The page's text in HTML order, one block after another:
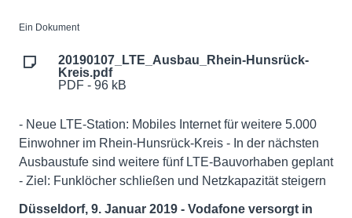
Ein Dokument
20190107_LTE_Ausbau_Rhein-Hunsrück-
Kreis.pdf
PDF - 96 kB
- Neue LTE-Station: Mobiles Internet für weitere 5.000
Einwohner im Rhein-Hunsrück-Kreis - In der nächsten
Ausbaustufe sind weitere fünf LTE-Bauvorhaben geplant
- Ziel: Funklöcher schließen und Netzkapazität steigern
Düsseldorf, 9. Januar 2019 - Vodafone versorgt in